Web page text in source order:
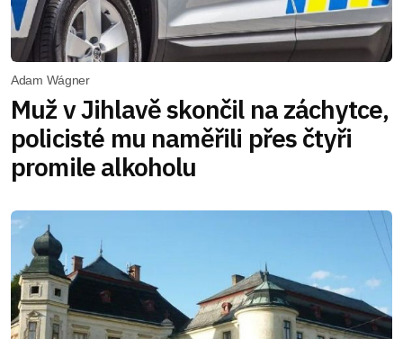
Adam Wágner
Muž v Jihlavě skončil na záchytce,
policisté mu naměřili přes čtyři
promile alkoholu